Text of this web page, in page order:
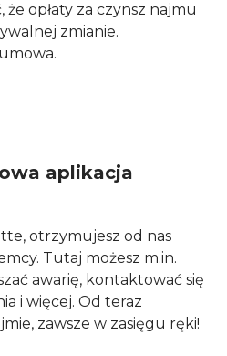
opłaty za czynsz najmu
zmianie.
aplikacja
otrzymujesz od nas
Tutaj możesz m.in.
awarię, kontaktować się
i więcej. Od teraz
zawsze w zasięgu ręki!